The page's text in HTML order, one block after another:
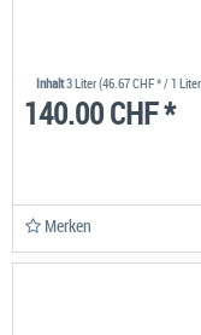
Inhalt3 Liter(46.67 CHF * / 1
140.00 CHF *
Merken